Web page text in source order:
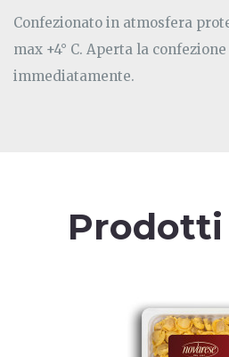
Confezionato in atmosfera
max +4° C. Aperta la
immediatamente.